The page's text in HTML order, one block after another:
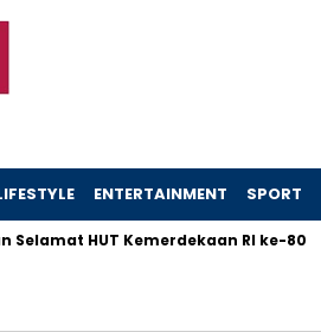
ENTERTAINMENT SPORT
HUT Kemerdekaan RI ke-80